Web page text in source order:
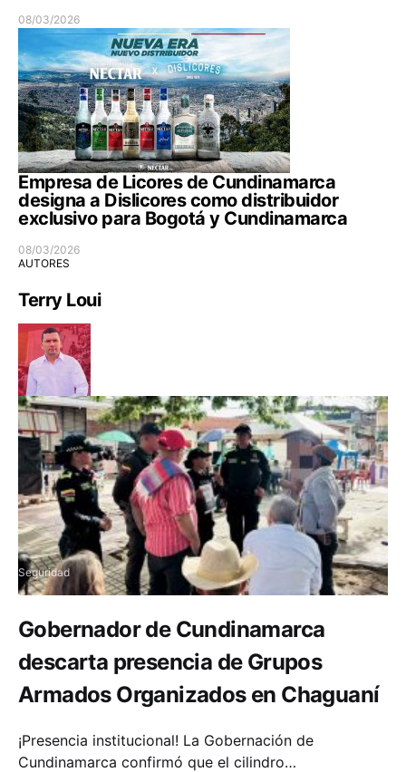
08/03/2026
Empresa de Licores de Cundinamarca
designa a Dislicores como distribuidor
exclusivo para Bogotá y Cundinamarca
08/03/2026
AUTORES
Terry Loui
Seguridad
Gobernador de Cundinamarca
descarta presencia de Grupos
Armados Organizados en Chaguaní
¡Presencia institucional! La Gobernación de
Cundinamarca confirmó que el cilindro…